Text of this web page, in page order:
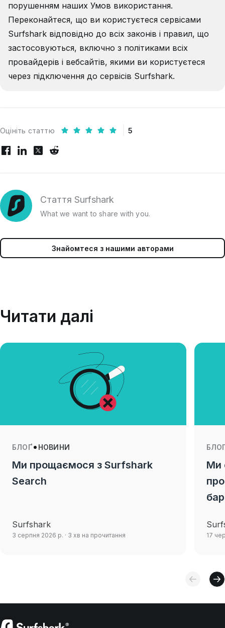
порушенням наших Умов використання.
Переконайтеся, що ви користуєтеся сервісами
Surfshark відповідно до всіх законів і правил, що
застосовуються, включно з політиками всіх
провайдерів і вебсайтів, якими ви користуєтеся
через підключення до сервісів Surfshark.
Оцініть статтю 5
Стаття Surfshark
What we want to share with you.
Знайомтеся з нашими авторами
Читати далі
БЛОҐ НОВИНИ
Ми прощаємося з Surfshark
Search
Surfshark
3 серпня 2026 р. · 3 хв на прочитання
Ми
17